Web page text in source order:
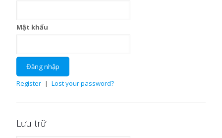
Mật khẩu
Register | Lost your password?
Lưu trữ